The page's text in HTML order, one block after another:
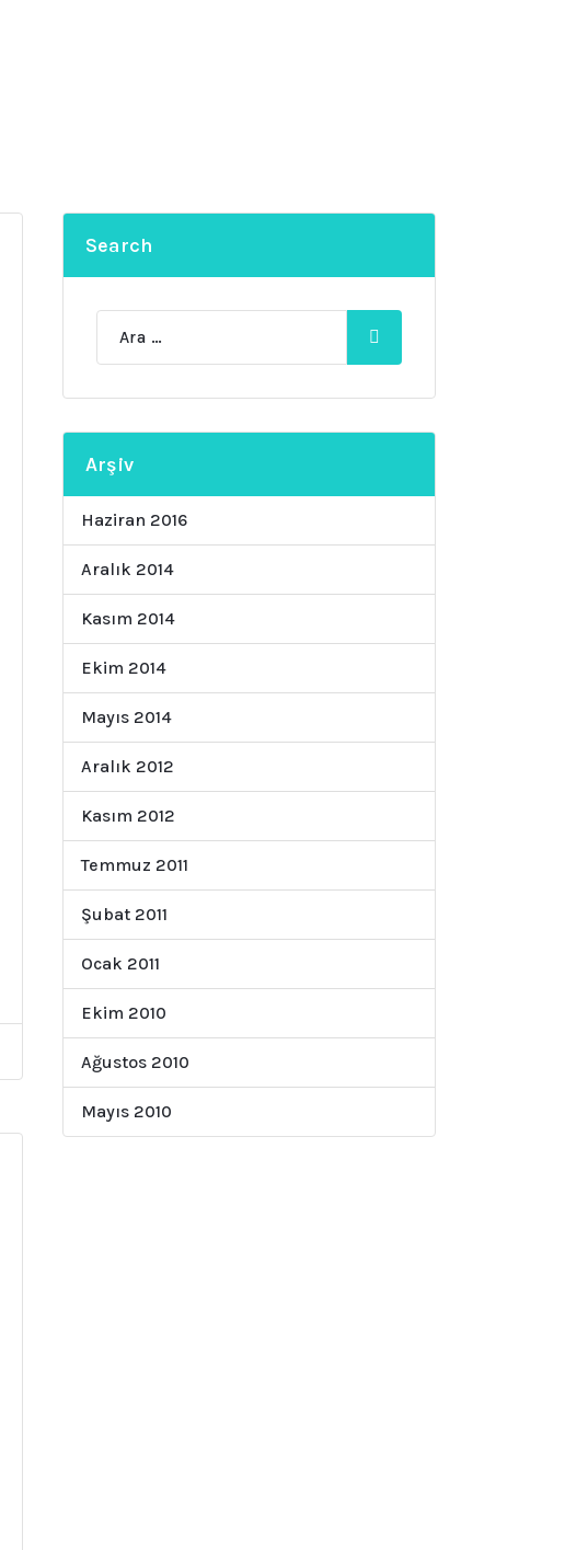
Search
Arşiv
Haziran 2016
Aralık 2014
Kasım 2014
Ekim 2014
Mayıs 2014
Aralık 2012
Kasım 2012
Temmuz 2011
Şubat 2011
Ocak 2011
Ekim 2010
Ağustos 2010
Mayıs 2010